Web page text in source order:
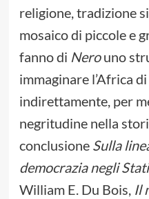
religione, tradizione
mosaico di piccole e
fanno di Nerouno
immaginare l’Africa
indirettamente, per
negritudine nella
conclusioneSulla
democrazia negli
William E. Du Bois, Il